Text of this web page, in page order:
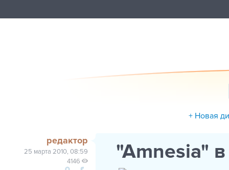
+ Новая
редактор
25 марта 2010, 08:59
4146
"Amnesia"